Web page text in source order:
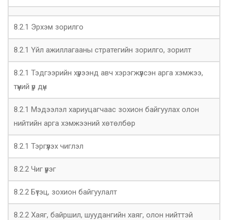
8.2.1 Эрхэм зорилго
8.2.1 Үйл ажиллагааны стратегийн зорилго, зорилт
8.2.1 Тэдгээрийн хүрээнд авч хэрэгжүүлсэн арга хэмжээ,
түүний үр дүн
8.2.1 Мэдээлэл хариуцагчаас зохион байгуулах олон
нийтийн арга хэмжээний хөтөлбөр
8.2.1 Тэргүүлэх чиглэл
8.2.2 Чиг үүрэг
8.2.2 Бүтэц, зохион байгуулалт
8.2.2 Хаяг, байршил, шуудангийн хаяг, олон нийттэй